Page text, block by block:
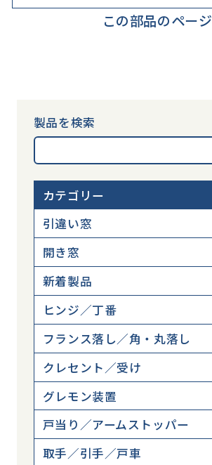
この部品のページ
製品を検索
カテゴリー
引違い窓
開き窓
新着製品
ヒンジ／丁番
フランス落し／角・丸落し
クレセント／受け
グレモン装置
戸当り／アームストッパー
取手／引手／戸車